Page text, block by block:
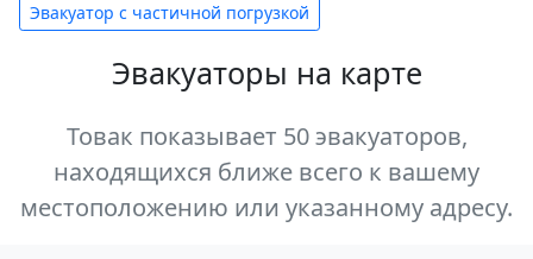
Эвакуатор с частичной погрузкой
Эвакуаторы на карте
Товак показывает 50 эвакуаторов,
находящихся ближе всего к вашему
местоположению или указанному адресу.